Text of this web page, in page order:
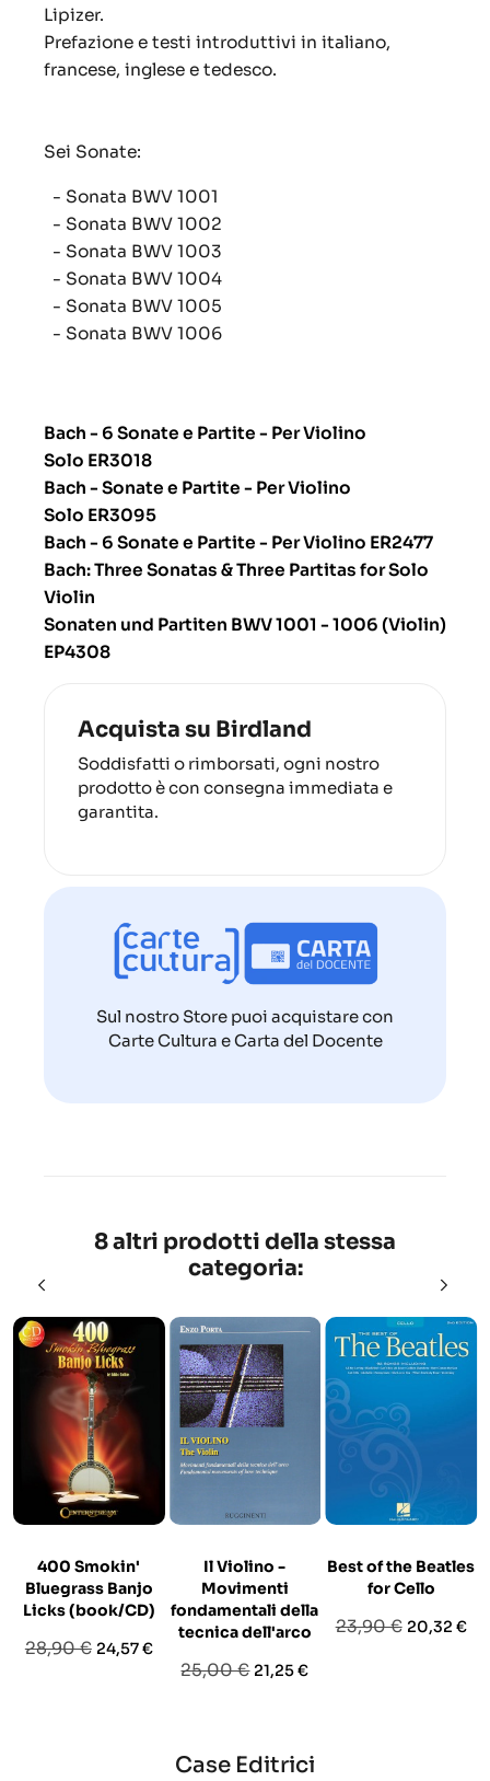
Lipizer.
Prefazione e testi introduttivi in italiano,
francese, inglese e tedesco.
Sei Sonate:
- Sonata BWV 1001
- Sonata BWV 1002
- Sonata BWV 1003
- Sonata BWV 1004
- Sonata BWV 1005
- Sonata BWV 1006
Bach - 6 Sonate e Partite - Per Violino
Solo ER3018
Bach - Sonate e Partite - Per Violino
Solo ER3095
Bach - 6 Sonate e Partite - Per Violino ER2477
Bach: Three Sonatas & Three Partitas for Solo
Violin
Sonaten und Partiten BWV 1001 - 1006 (Violin)
EP4308
Acquista su Birdland
Soddisfatti o rimborsati, ogni nostro
prodotto è con consegna immediata e
garantita.
Sul nostro Store puoi acquistare con
Carte Cultura e Carta del Docente
8 altri prodotti della stessa
categoria:
400 Smokin'
Bluegrass Banjo
Licks (book/CD)
Prezzo
28,90 € Prezzo
24,57 €
Il Violino -
Movimenti
fondamentali della
tecnica dell'arco
Prezzo
25,00 € Prezzo
21,25 €
Best of the Beatles
for Cello
Prezzo
23,90 € Prezzo
20,32 €
Case Editrici